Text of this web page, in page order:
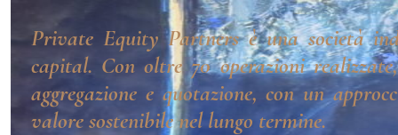
Private Equity Partners è una società
capital. Con oltre 70 operazioni
aggregazione e quotazione, con un
valore sostenibile nel lungo termine.